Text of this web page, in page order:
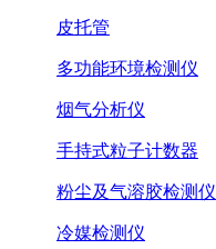
皮托管
多功能环境检测仪
烟气分析仪
手持式粒子计数器
粉尘及气溶胶检测仪
冷媒检测仪